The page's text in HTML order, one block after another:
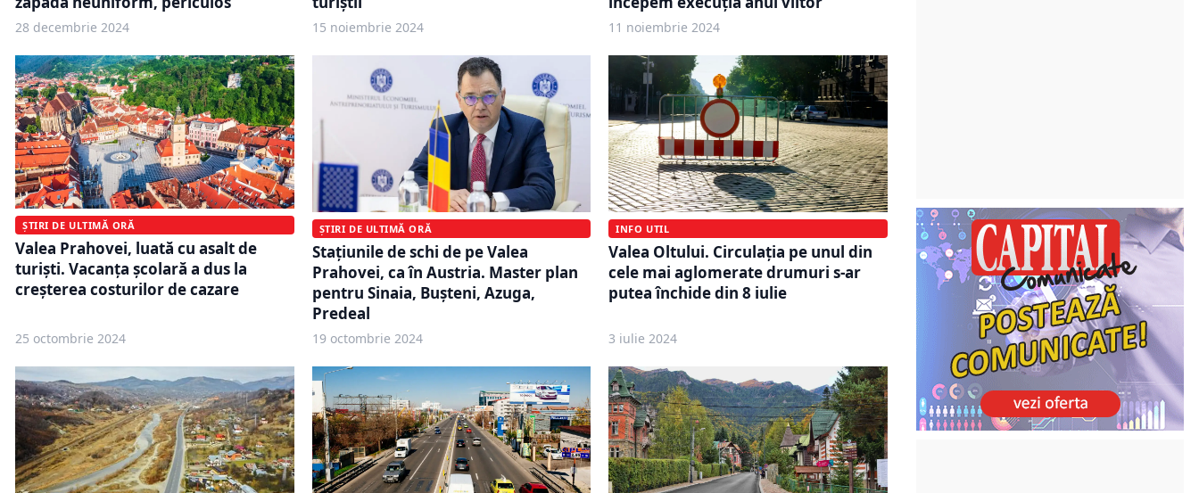
28 decembrie 2024 15 noiembrie 2024 11 noiembrie 2024
ȘTIRI DE ULTIMĂ ORĂ
Valea Prahovei, luată cu asalt de
turiști. Vacanța școlară a dus la
creșterea costurilor de cazare
25 octombrie 2024
ȘTIRI DE ULTIMĂ ORĂ
Staţiunile de schi de pe Valea
Prahovei, ca în Austria. Master plan
pentru Sinaia, Buşteni, Azuga,
Predeal
19 octombrie 2024
INFO UTIL
Valea Oltului. Circulația pe unul din
cele mai aglomerate drumuri s-ar
putea închide din 8 iulie
3 iulie 2024